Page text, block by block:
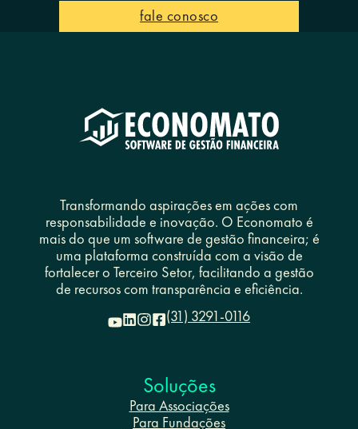
fale conosco
Transformando aspirações em ações com
responsabilidade e inovação. O Economato é
mais do que um software de gestão financeira; é
uma plataforma construída com a visão de
fortalecer o Terceiro Setor, facilitando a gestão
de recursos com transparência e eficiência.
(31) 3291-0116
Soluções
Para Associações
Para Fundações